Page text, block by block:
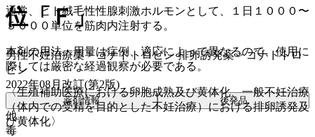
通常、ヒト絨毛性性腺刺激ホルモンとして、１日１０００〜
５０００単位を筋肉内注射する。
本剤の用法・用量は症例、適応によって異なるので、使用に
際しては厳密な経過観察が必要である。
〈生殖補助医療における卵胞成熟及び黄体化、一般不妊治療
（体内での受精を目的とした不妊治療）における排卵誘発及
び黄体化〉
位「Ｆ」
男性不妊治療薬 > ゴナドトロピン 排卵誘発薬 > ゴナドトロ
ピン
2022年08月改訂(第2版)
薬剤情報 後発品
他
毒